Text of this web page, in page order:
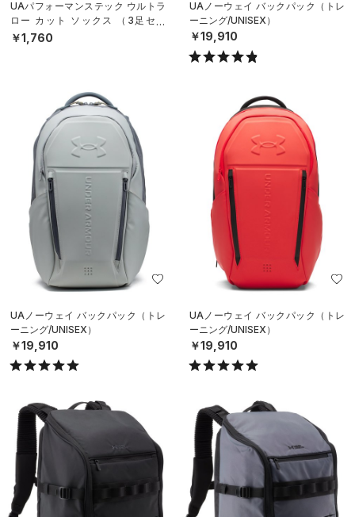
UAパフォーマンステック ウルトラ
ロー カット ソックス （3足セッ
ト）（トレーニング/UNISEX）
￥1,760
UAノーウェイ バックパック（トレ
ーニング/UNISEX）
￥19,910
UAノーウェイ バックパック（トレ
ーニング/UNISEX）
￥19,910
UAノーウェイ バックパック（トレ
ーニング/UNISEX）
￥19,910